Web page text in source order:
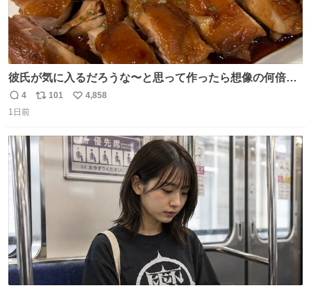
彼氏が気に入るだろうな〜と思って作ったら想像の何倍も
美味しい美味しい言ってくれて嬉しい
返
信
4
リ
ト
101
い
数
4,858
1日前